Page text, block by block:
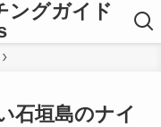
ングガイド
石垣島のナイ